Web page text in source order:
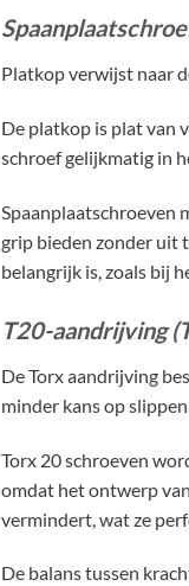
Platkop verwijst naar
De platkop is plat van
schroef gelijkmatig in
Spaanplaatschroeven
grip bieden zonder uit
belangrijk is, zoals bij
T20-aandrijving
De Torx aandrijving
minder kans op
Torx 20 schroeven
omdat het ontwerp
vermindert, wat ze
De balans tussen